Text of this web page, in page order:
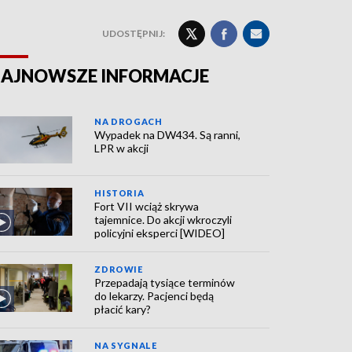
UDOSTĘPNIJ:
INFORMACJE
NA DROGACH
Wypadek na DW434. Są ranni,
LPR w akcji
HISTORIA
Fort VII wciąż skrywa
tajemnice. Do akcji wkroczyli
policyjni eksperci [WIDEO]
ZDROWIE
Przepadają tysiące terminów
do lekarzy. Pacjenci będą
płacić kary?
NA SYGNALE